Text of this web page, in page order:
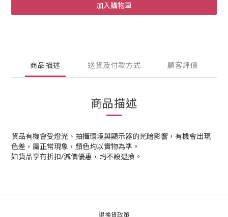
加入購物車
商品描述 送貨及付款方式 顧客評價
商品描述
貨品有機會受燈光、拍攝環境與顯示器的光暗影響，有機會出現
色差，屬正常現象，顏色均以實物為準。
如貨品享有折扣/減價優惠，均不設退換。
退換貨政策